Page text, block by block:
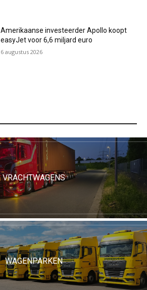
Amerikaanse investeerder Apollo koopt
easyJet voor 6,6 miljard euro
6 augustus 2026
VRACHTWAGENS
WAGENPARKEN